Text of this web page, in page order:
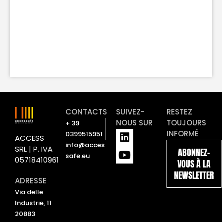
ACCESS
SRL | P. IVA
05718410961
ADRESSE
Via delle
Industrie, 11
20883
CONTACTS
+ 39
0399515951
info@acces
safe.eu
SUIVEZ-
NOUS SUR
L
i
n
k
Y
o
u
t
RESTEZ
TOUJOURS
INFORMÉ
ABONNEZ-
VOUS À LA
NEWSLETTER